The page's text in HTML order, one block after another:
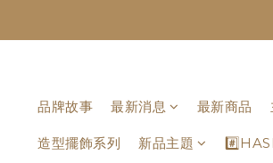
品牌故事 最新消息 最新商品
造型擺飾系列 新品主題